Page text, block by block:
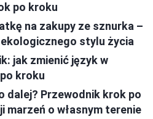
po kroku
na zakupy ze sznurka –
stylu życia
jak zmienić język w
kroku
dalej? Przewodnik krok po
marzeń o własnym terenie